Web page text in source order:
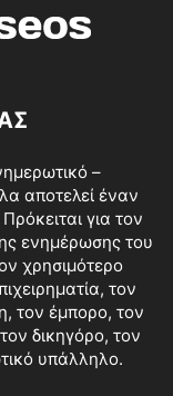
–
αποτελεί έναν
για τον
ενημέρωσης του
χρησιμότερο
τον
τον έμπορο, τον
δικηγόρο, τον
υπάλληλο.